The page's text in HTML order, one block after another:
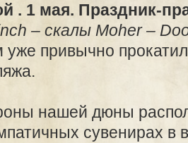
. 1 мая. Праздник-
– скалы Moher –
уже привычно
нашей дюны
сувенирах в